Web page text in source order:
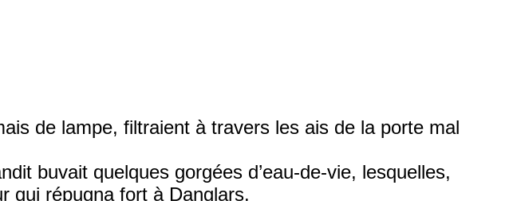
de lampe, filtraient à travers les ais de la porte mal
buvait quelques gorgées d’eau-de-vie, lesquelles,
qui répugna fort à Danglars.